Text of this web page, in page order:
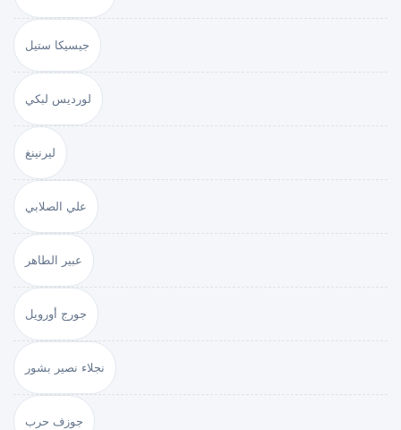
جيسيكا ستيل
لورديس لبكي
ليرنينغ
علي الصلابي
عبير الطاهر
جورج أورويل
نجلاء نصير بشور
جوزف حرب